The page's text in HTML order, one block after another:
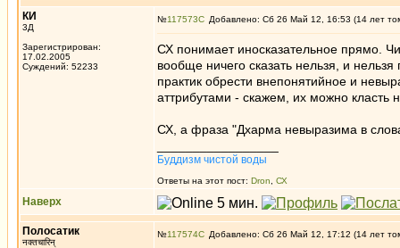
КИ
3Д
Зарегистрирован:
17.02.2005
Суждений: 52233
№117573 Добавлено: Сб 26 Май 12, 16:53 (14 лет
СХ понимает иносказательное прямо.
вообще ничего сказать нельзя, и
практик обрести внепонятийное и
аттрибутами - скажем, их можно класть
СХ, а фраза "Дхарма невыразима в
Буддизм чистой воды
Ответы на этот пост: Dron СХ
Наверх
Полосатик
नक्तचारिन्
№117574 Добавлено: Сб 26 Май 12, 17:12 (14 лет